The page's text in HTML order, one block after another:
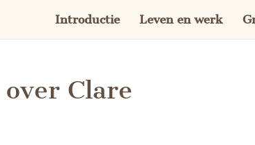
Introductie Leven en werk
over Clare